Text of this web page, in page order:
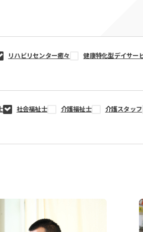
リハビリセンター癒々 健康特化型デイサー
社会福祉士 介護福祉士 介護スタッフ